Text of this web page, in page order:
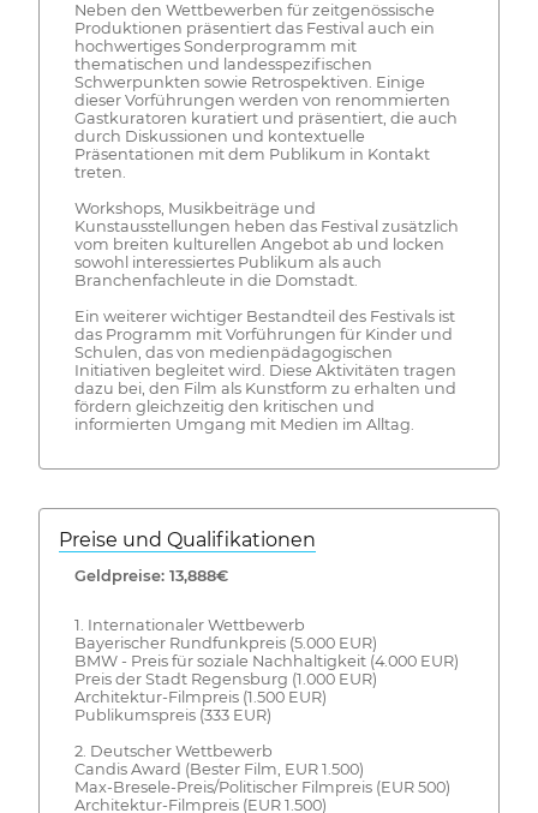
Neben den Wettbewerben für zeitgenössische
Produktionen präsentiert das Festival auch ein
hochwertiges Sonderprogramm mit
thematischen und landesspezifischen
Schwerpunkten sowie Retrospektiven. Einige
dieser Vorführungen werden von renommierten
Gastkuratoren kuratiert und präsentiert, die auch
durch Diskussionen und kontextuelle
Präsentationen mit dem Publikum in Kontakt
treten.
Workshops, Musikbeiträge und
Kunstausstellungen heben das Festival zusätzlich
vom breiten kulturellen Angebot ab und locken
sowohl interessiertes Publikum als auch
Branchenfachleute in die Domstadt.
Ein weiterer wichtiger Bestandteil des Festivals ist
das Programm mit Vorführungen für Kinder und
Schulen, das von medienpädagogischen
Initiativen begleitet wird. Diese Aktivitäten tragen
dazu bei, den Film als Kunstform zu erhalten und
fördern gleichzeitig den kritischen und
informierten Umgang mit Medien im Alltag.
Preise und Qualifikationen
Geldpreise: 13,888€
1. Internationaler Wettbewerb
Bayerischer Rundfunkpreis (5.000 EUR)
BMW - Preis für soziale Nachhaltigkeit (4.000 EUR)
Preis der Stadt Regensburg (1.000 EUR)
Architektur-Filmpreis (1.500 EUR)
Publikumspreis (333 EUR)
2. Deutscher Wettbewerb
Candis Award (Bester Film, EUR 1.500)
Max-Bresele-Preis/Politischer Filmpreis (EUR 500)
Architektur-Filmpreis (EUR 1.500)